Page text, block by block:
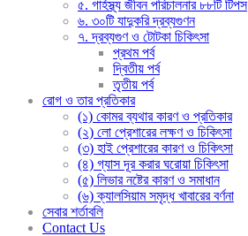
৫. গার্হস্থ্য জীবন পরিচালনার ৮৮টি টিপস
৬. ৩০টি যাদুকরি দ্রব্যগুণন
৭. দ্রব্যগুণ ও টোটকা চিকিৎসা
প্রথম পর্ব
দ্বিতীয় পর্ব
তৃতীয় পর্ব
রোগ ও তার প্রতিকার
(১) কোমর ব্যথার কারণ ও প্রতিকার
(২) লো প্রেশারের লক্ষণ ও চিকিৎসা
(৩) হাই প্রেশারের কারণ ও চিকিৎসা
(৪) গ্যাস দূর করার ঘরোয়া চিকিৎসা
(৫) লিভার নষ্টের কারণ ও সমাধান
(৬) ক্যালসিয়াম সমৃদ্ধ খাবারের বর্ণনা
সেবার শর্তাবলি
Contact Us